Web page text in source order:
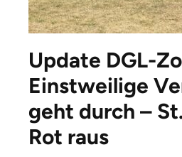
Update DGL-
Einstweilige
geht durch –
Rot raus